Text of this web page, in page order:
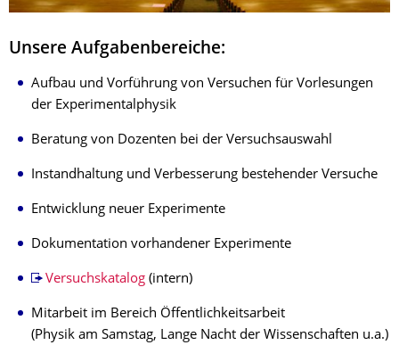
Unsere Aufgabenbereiche:
Aufbau und Vorführung von Versuchen für Vorlesungen
der Experimentalphysik
Beratung von Dozenten bei der Versuchsauswahl
Instandhaltung und Verbesserung bestehender Versuche
Entwicklung neuer Experimente
Dokumentation vorhandener Experimente
Versuchskatalog(intern)
Mitarbeit im Bereich Öffentlichkeitsarbeit
(Physik am Samstag, Lange Nacht der Wissenschaften u.a.)